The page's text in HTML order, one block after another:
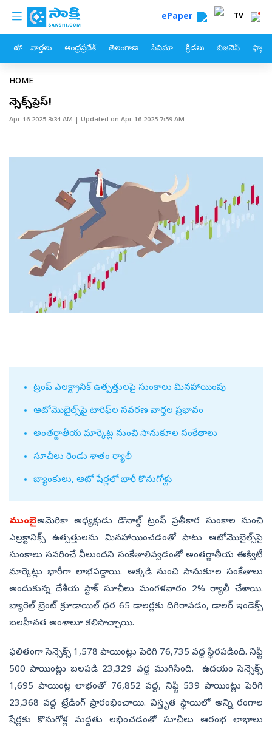
Skip to main content
custom menu ePaper TV
హోం వార్తలు ఆంధ్రప్రదేశ్ తెలంగాణ సినిమా క్రీడలు బిజినెస్
Breadcrumb
HOME
సెన్సెక్స్‌ప్రెస్‌!
Apr 16 2025 3:34 AM | Updated on Apr 16 2025 7:59 AM
ట్రంప్‌ ఎలక్ట్రానిక్‌ ఉత్పత్తులపై సుంకాలు మినహాయింపు
ఆటోమొబైల్స్‌పై టారిఫ్‌ల సవరణ వార్తల ప్రభావం
అంతర్జాతీయ మార్కెట్ల నుంచి సానుకూల సంకేతాలు
సూచీలు రెండు శాతం ర్యాలీ
బ్యాంకులు, ఆటో షేర్లలో భారీ కొనుగోళ్లు
ముంబై:అమెరికా అధ్యక్షుడు డొనాల్డ్‌ ట్రంప్‌ ప్రతీకార సుంకాల నుంచి
ఎల్రక్టానిక్స్‌ ఉత్పత్తులను మినహాయించడంతో పాటు ఆటోమొబైల్స్‌పై
సుంకాలు సవరించే వీలుందని సంకేతాలివ్వడంతో అంతర్జాతీయ ఈక్విటీ
మార్కెట్లు భారీగా లాభపడ్డాయి. అక్కడి నుంచి సానుకూల సంకేతాలు
అందుకున్న దేశీయ స్టాక్‌ సూచీలు మంగళవారం 2% ర్యాలీ చేశాయి.
బ్యారెల్‌ బ్రెంట్‌ క్రూడాయిల్‌ ధర 65 డాలర్లకు దిగిరావడం, డాలర్‌ ఇండెక్స్‌
బలహీనత అంశాలూ కలిసొచ్చాయి.
ఫలితంగా సెన్సెక్స్‌ 1,578 పాయింట్లు పెరిగి 76,735 వద్ద స్థిరపడింది. నిఫ్టీ
500 పాయింట్లు బలపడి 23,329 వద్ద ముగిసింది. ఉదయం సెన్సెక్స్‌
1,695 పాయింట్ల లాభంతో 76,852 వద్ద, నిఫ్టీ 539 పాయింట్లు పెరిగి
23,368 వద్ద ట్రేడింగ్‌ ప్రారంభించాయి. విస్తృత స్థాయిలో అన్ని రంగాల
షేర్లకు కొనుగోళ్ల మద్దతు లభించడంతో సూచీలు ఆరంభ లాభాలు